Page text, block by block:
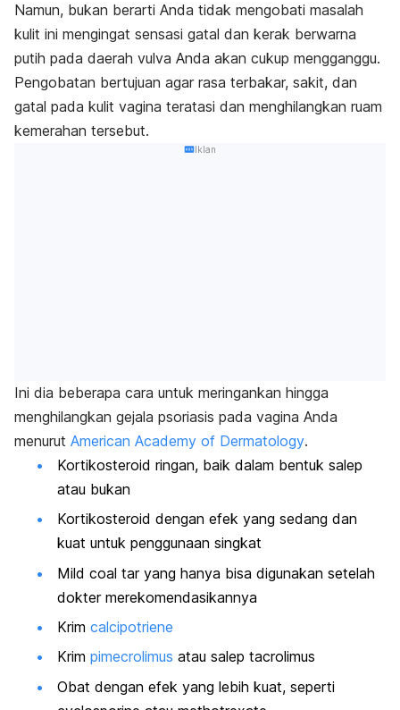
Namun, bukan berarti Anda tidak mengobati masalah
kulit ini mengingat sensasi gatal dan kerak berwarna
putih pada daerah vulva Anda akan cukup mengganggu.
Pengobatan bertujuan agar rasa terbakar, sakit, dan
gatal pada kulit vagina teratasi dan menghilangkan ruam
kemerahan tersebut.
Iklan
Ini dia beberapa cara untuk meringankan hingga
menghilangkan gejala psoriasis pada vagina Anda
menurut American Academy of Dermatology.
Kortikosteroid ringan, baik dalam bentuk salep
atau bukan
Kortikosteroid dengan efek yang sedang dan
kuat untuk penggunaan singkat
Mild coal taryang hanya bisa digunakan setelah
dokter merekomendasikannya
Krim calcipotriene
Krim pimecrolimus atau salep tacrolimus
Obat dengan efek yang lebih kuat, seperti